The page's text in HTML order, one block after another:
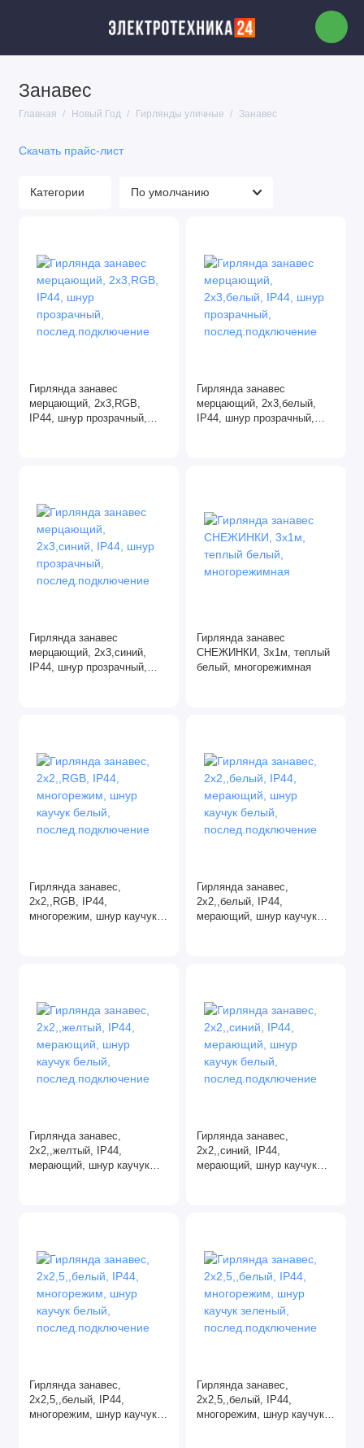
Занавес
Главная Новый Год Гирлянды уличные Занавес
Гирлянды уличные
Скачать прайс-лист
Категории
Гирлянда занавес
мерцающий, 2х3,RGB,
IP44, шнур прозрачный,
Гирлянда занавес
мерцающий, 2х3,белый,
IP44, шнур прозрачный,
Гирлянда занавес
мерцающий, 2х3,синий,
IP44, шнур прозрачный,
Гирлянда занавес
СНЕЖИНКИ, 3х1м, теплый
белый, многорежимная
Гирлянда занавес,
2х2,,RGB, IP44,
многорежим, шнур каучук
Гирлянда занавес,
2х2,,белый, IP44,
мерающий, шнур каучук
Гирлянда занавес,
2х2,,желтый, IP44,
мерающий, шнур каучук
Гирлянда занавес,
2х2,,синий, IP44,
мерающий, шнур каучук
Гирлянда занавес,
2х2,5,,белый, IP44,
многорежим, шнур каучук
Гирлянда занавес,
2х2,5,,белый, IP44,
многорежим, шнур каучук